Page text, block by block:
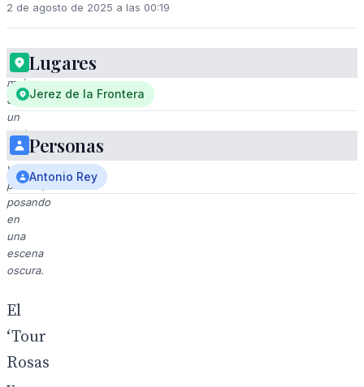
2 de agosto de 2025 a las 00:19
Una
mujer
con
un
abrigo
rojo
y
plumas,
posando
en
una
escena
oscura.
El
‘Tour
Rosas
Lugares
Jerez de la Frontera
Personas
Antonio Rey